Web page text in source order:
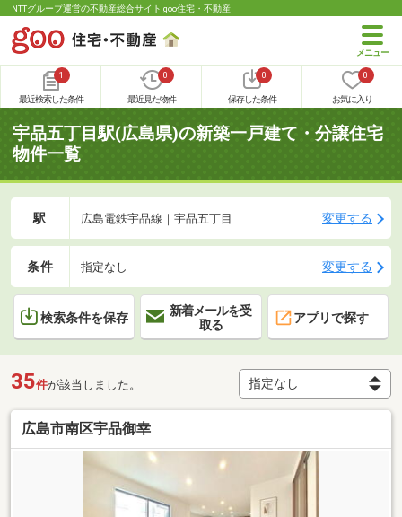
NTTグループ運営の不動産総合サイト goo住宅・不動産
1
最近検索した条件
0
最近見た物件
0
保存した条件
0
お気に入り
宇品五丁目駅(広島県)の新築一戸建て・分譲住宅
物件一覧
駅 広島電鉄宇品線｜宇品五丁目 変更する
条件 指定なし 変更する
検索条件を保存
新着メールを受
取る
アプリで探す
35件が該当しました。
広島市南区宇品御幸